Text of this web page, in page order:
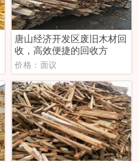
唐山经济开发区废旧木材回
收，高效便捷的回收方
价格：面议